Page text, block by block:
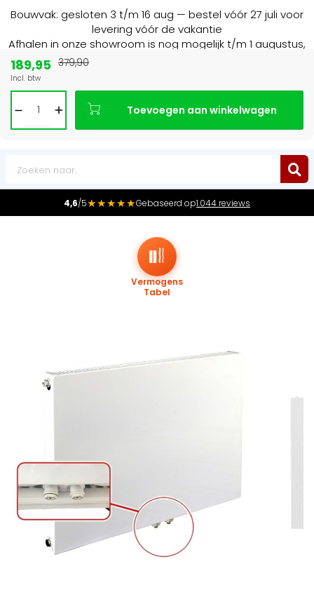
Bouwvak: gesloten 3 t/m 16 aug — bestel vóór 27 juli voor
levering vóór de vakantie
Afhalen in onze showroom is nog mogelijk t/m 1 augustus,
4,6/5★★★★★Gebaseerd op1.044 reviews
Vermogens
Tabel
189,95
Incl. btw
379,90
Toevoegen aan winkelwagen